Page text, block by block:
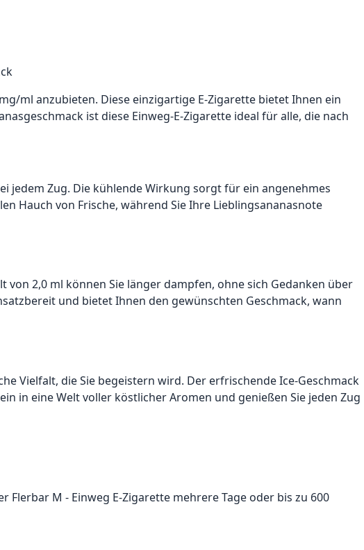
ml anzubieten. Diese einzigartige E-Zigarette bietet Ihnen ein
ist diese Einweg-E-Zigarette ideal für alle, die nach
jedem Zug. Die kühlende Wirkung sorgt für ein angenehmes
Hauch von Frische, während Sie Ihre Lieblingsananasnote
2,0 ml können Sie länger dampfen, ohne sich Gedanken über
und bietet Ihnen den gewünschten Geschmack, wann
Vielfalt, die Sie begeistern wird. Der erfrischende Ice-Geschmack
in eine Welt voller köstlicher Aromen und genießen Sie jeden Zug
M - Einweg E-Zigarette mehrere Tage oder bis zu 600